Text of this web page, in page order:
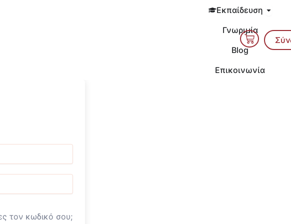
Εκπαίδευση Open
Γνωριμία
Blog
Επικοινωνία
Cart
τον κωδικό σου;